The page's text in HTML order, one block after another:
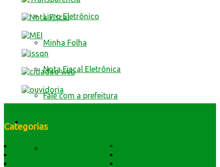
Livro Eletrônico
Minha Folha
Nota Fiscal Eletrônica
Fale com a prefeitura
Trânsito
Edital de Notificação
Categorias
História do Município